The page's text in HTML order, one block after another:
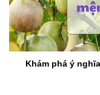
Khám phá ý